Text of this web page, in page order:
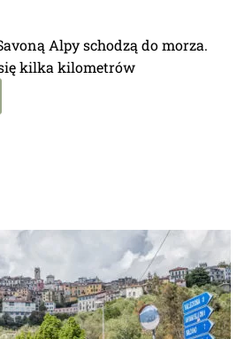
Alpy schodzą do morza.
kilka kilometrów